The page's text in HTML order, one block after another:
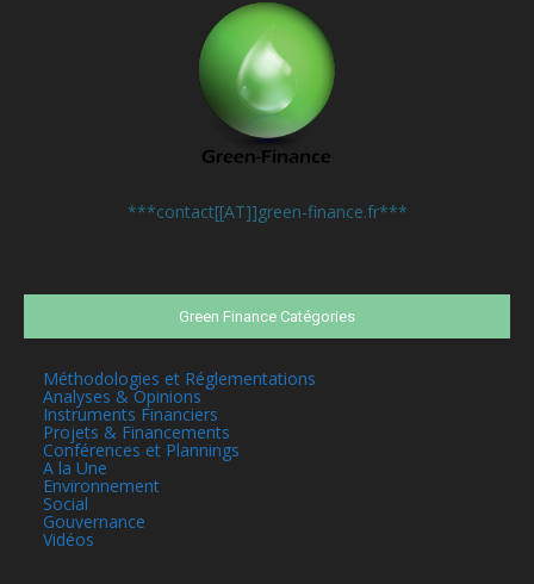
***contact[[AT]]green-finance.fr***
Green Finance Catégories
Méthodologies et Réglementations
Analyses & Opinions
Instruments Financiers
Projets & Financements
Conférences et Plannings
A la Une
Environnement
Social
Gouvernance
Vidéos